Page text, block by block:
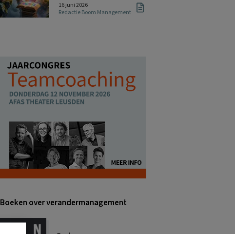
16 juni 2026
Redactie Boom Management
Boeken over verandermanagement